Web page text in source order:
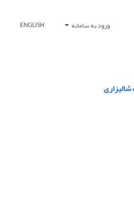
ورود به سامانه ENGLISH